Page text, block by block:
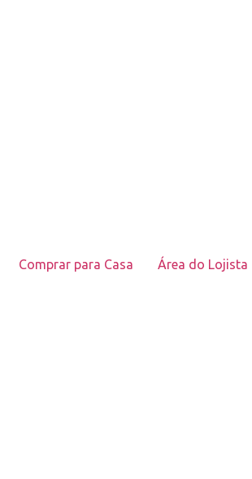
Comprar para Casa Área do Lojista